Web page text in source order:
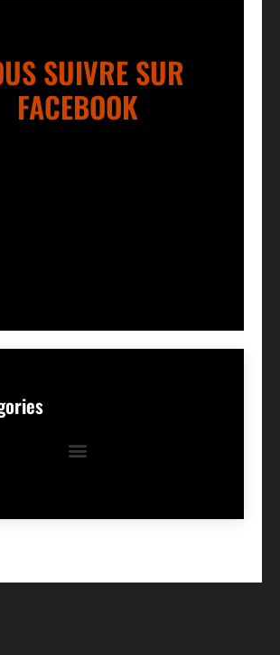
SUIVRE SUR
FACEBOOK